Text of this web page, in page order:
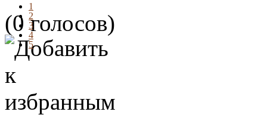
1
2
3
4
5
(0 голосов)